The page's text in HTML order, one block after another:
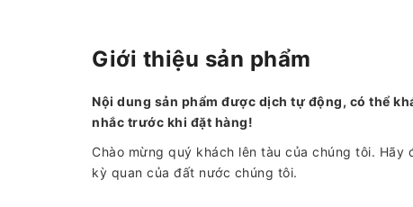
Giới thiệu sản phẩm
Nội dung sản phẩm được dịch tự động, có thể
nhắc trước khi đặt hàng!
Chào mừng quý khách lên tàu của chúng tôi.
kỳ quan của đất nước chúng tôi.